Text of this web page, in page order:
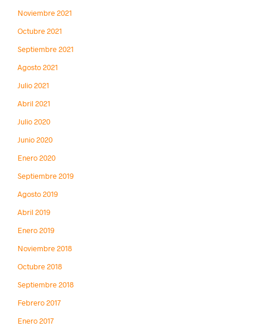
Noviembre 2021
Octubre 2021
Septiembre 2021
Agosto 2021
Julio 2021
Abril 2021
Julio 2020
Junio 2020
Enero 2020
Septiembre 2019
Agosto 2019
Abril 2019
Enero 2019
Noviembre 2018
Octubre 2018
Septiembre 2018
Febrero 2017
Enero 2017